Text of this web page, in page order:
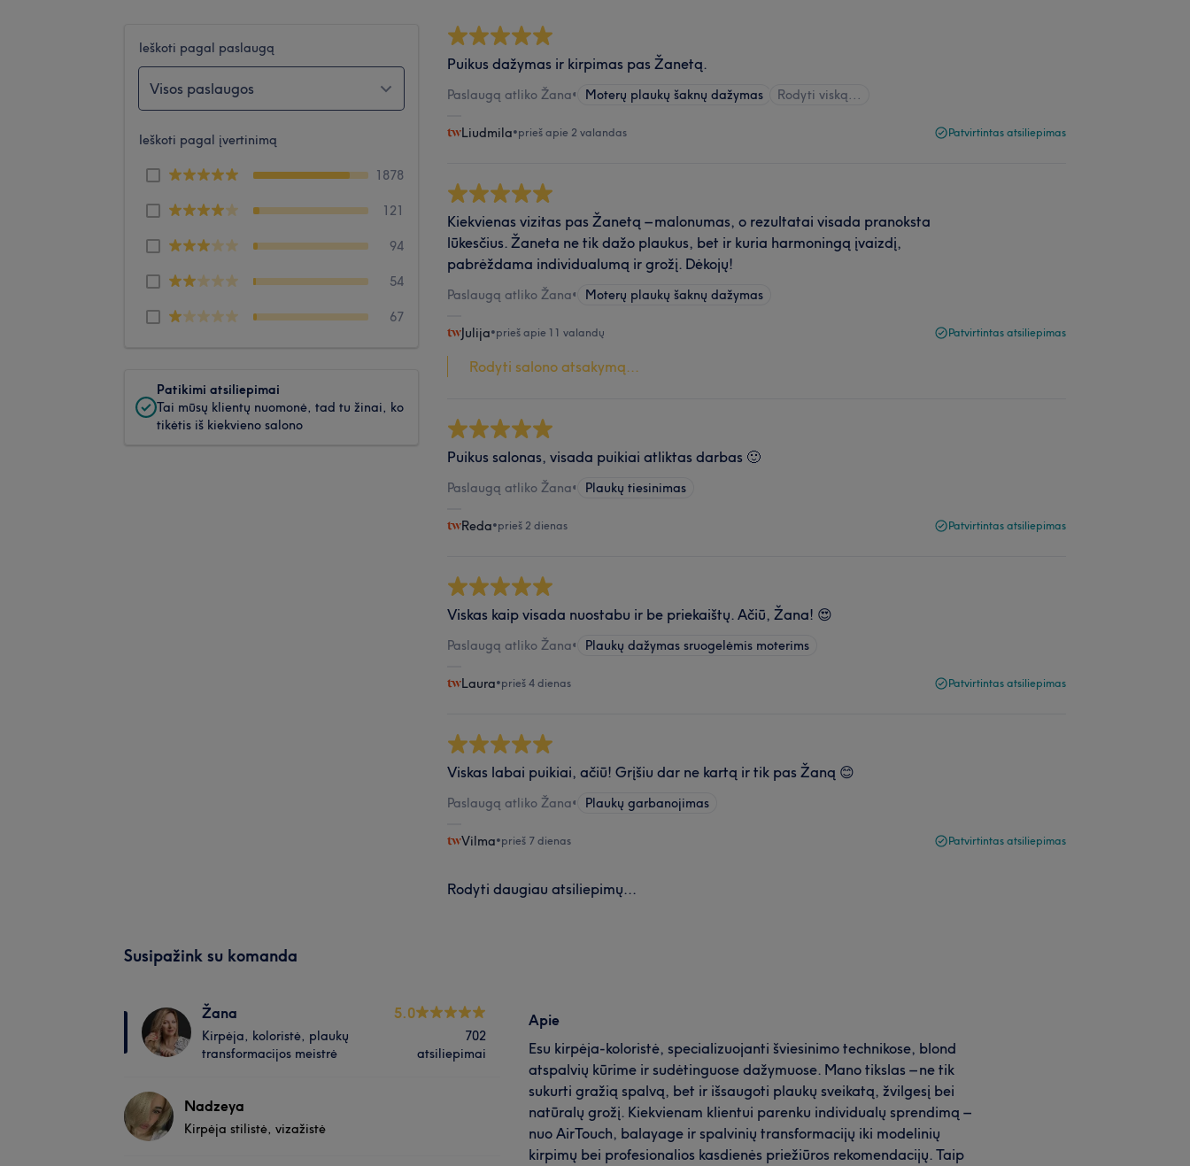
Ieškoti pagal paslaugą
Visos paslaugos
Ieškoti pagal įvertinimą
1878
121
94
54
67
Patikimi atsiliepimai
Tai mūsų klientų nuomonė, tad tu žinai, ko
tikėtis iš kiekvieno salono
Puikus dažymas ir kirpimas pas Žanetą.
Paslaugą atliko Žana• Moterų plaukų šaknų dažymas Rodyti viską...
Liudmila•prieš apie 2 valandas Patvirtintas atsiliepimas
Kiekvienas vizitas pas Žanetą – malonumas, o rezultatai visada pranoksta
lūkesčius. Žaneta ne tik dažo plaukus, bet ir kuria harmoningą įvaizdį,
pabrėždama individualumą ir grožį. Dėkojų!
Paslaugą atliko Žana• Moterų plaukų šaknų dažymas
Julija•prieš apie 11 valandų Patvirtintas atsiliepimas
Rodyti salono atsakymą...
Puikus salonas, visada puikiai atliktas darbas 🙂
Paslaugą atliko Žana• Plaukų tiesinimas
Reda•prieš 2 dienas Patvirtintas atsiliepimas
Viskas kaip visada nuostabu ir be priekaištų. Ačiū, Žana! 😍
Paslaugą atliko Žana• Plaukų dažymas sruogelėmis moterims
Laura•prieš 4 dienas Patvirtintas atsiliepimas
Viskas labai puikiai, ačiū! Grįšiu dar ne kartą ir tik pas Žaną 😊
Paslaugą atliko Žana• Plaukų garbanojimas
Vilma•prieš 7 dienas Patvirtintas atsiliepimas
Rodyti daugiau atsiliepimų...
Susipažink su komanda
Žana
Kirpėja, koloristė, plaukų
transformacijos meistrė
5.0
702
atsiliepimai
Nadzeya
Kirpėja stilistė, vizažistė
Apie
Esu kirpėja-koloristė, specializuojanti šviesinimo technikose, blond
atspalvių kūrime ir sudėtinguose dažymuose. Mano tikslas – ne tik
sukurti gražią spalvą, bet ir išsaugoti plaukų sveikatą, žvilgesį bei
natūralų grožį. Kiekvienam klientui parenku individualų sprendimą –
nuo AirTouch, balayage ir spalvinių transformacijų iki modelinių
kirpimų bei profesionalios kasdienės priežiūros rekomendacijų. Taip